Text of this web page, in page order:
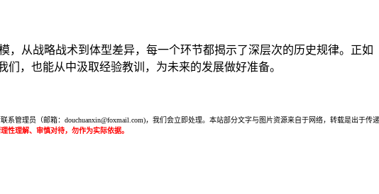
从战略战术到体型差异，每一个环节都揭示了深层次的历史规律。正如
，也能从中汲取经验教训，为未来的发展做好准备。
管理员（邮箱：douchuanxin@foxmail.com)，我们会立即处理。本站部分文字与图片资源来自于网络，转载是出于传
性理解、审慎对待，勿作为实际依据。